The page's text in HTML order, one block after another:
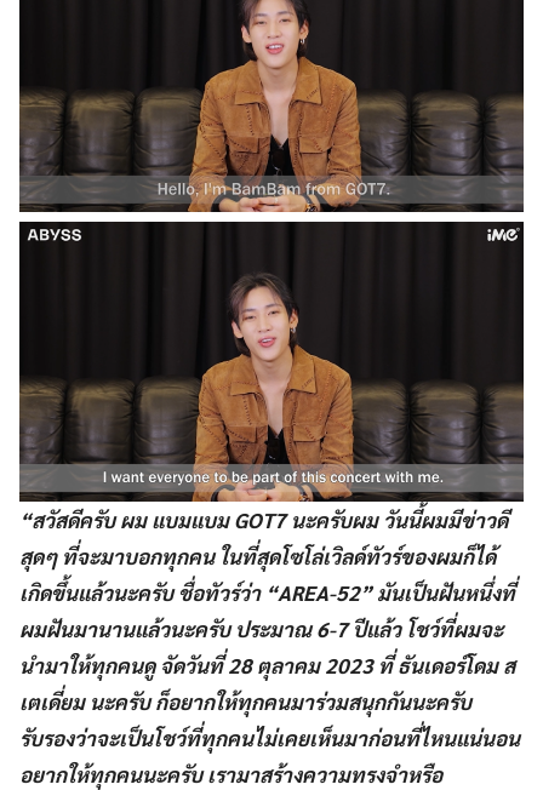
“สวัสดีครับ ผม แบมแบม GOT7 นะครับผม วันนี้ผมมีข่าวดี
สุดๆ ที่จะมาบอกทุกคน ในที่สุดโซโล่เวิลด์ทัวร์ของผมก็ได้
เกิดขึ้นแล้วนะครับ ชื่อทัวร์ว่า “AREA-52” มันเป็นฝันหนึ่งที่
ผมฝันมานานแล้วนะครับ ประมาณ 6-7 ปีแล้ว โชว์ที่ผมจะ
นำมาให้ทุกคนดู จัดวันที่ 28 ตุลาคม 2023 ที่ ธันเดอร์โดม ส
เตเดี่ยม นะครับ ก็อยากให้ทุกคนมาร่วมสนุกกันนะครับ
รับรองว่าจะเป็นโชว์ที่ทุกคนไม่เคยเห็นมาก่อนที่ไหนแน่นอน
อยากให้ทุกคนนะครับ เรามาสร้างความทรงจำหรือ